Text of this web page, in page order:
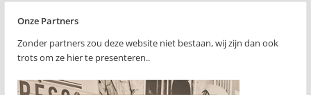
Onze Partners
Zonder partners zou deze website niet bestaan, wij zijn dan ook
trots om ze hier te presenteren..